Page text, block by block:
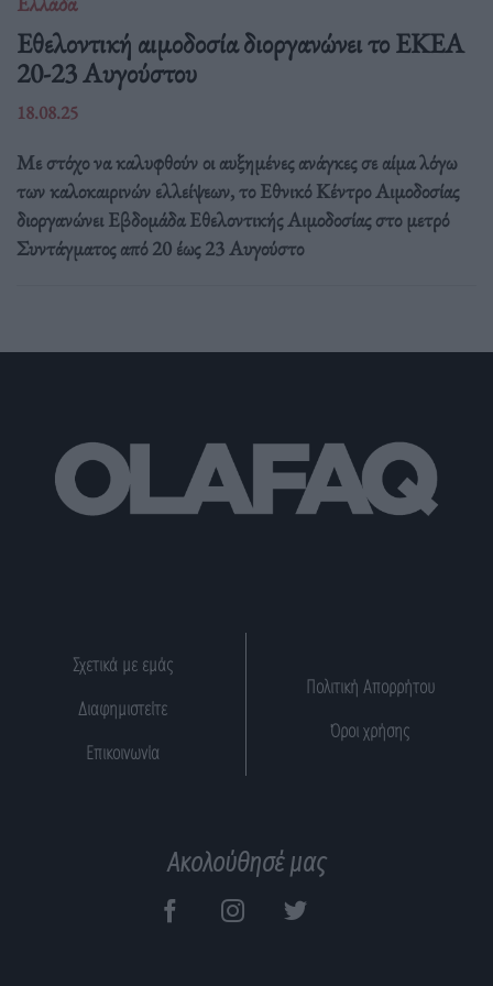
Eθελοντική αιμοδοσία διοργανώνει το ΕΚΕΑ
20-23 Αυγούστου
18.08.25
Με στόχο να καλυφθούν οι αυξημένες ανάγκες σε αίμα λόγω
των καλοκαιρινών ελλείψεων, το Εθνικό Κέντρο Αιμοδοσίας
διοργανώνει Εβδομάδα Εθελοντικής Αιμοδοσίας στο μετρό
Συντάγματος από 20 έως 23 Αυγούστο
Σχετικά με εμάς
Διαφημιστείτε
Επικοινωνία
Πολιτική Απορρήτου
Όροι χρήσης
Ακολούθησέ μας